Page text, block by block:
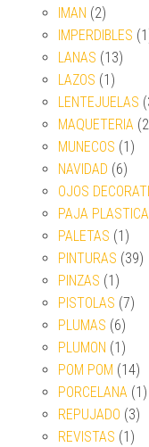
IMAN (2)
IMPERDIBLES
LANAS (13)
LAZOS (1)
LENTEJUELAS
MAQUETERIA
MUNECOS (1)
NAVIDAD (6)
OJOS
PAJA PLASTICA
PALETAS (1)
PINTURAS (39)
PINZAS (1)
PISTOLAS (7)
PLUMAS (6)
PLUMON (1)
POM POM (14)
PORCELANA (1)
REPUJADO (3)
REVISTAS (1)